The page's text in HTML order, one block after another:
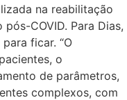
na reabilitação
COVID. Para Dias,
ficar. “O
o
de parâmetros,
complexos, com